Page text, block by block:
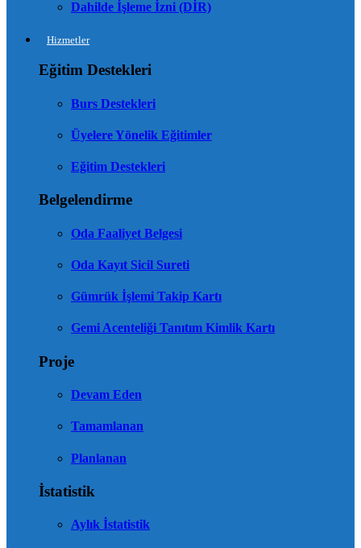
Dahilde İşleme İzni (DİR)
Hizmetler
Eğitim Destekleri
Burs Destekleri
Üyelere Yönelik Eğitimler
Eğitim Destekleri
Belgelendirme
Oda Faaliyet Belgesi
Oda Kayıt Sicil Sureti
Gümrük İşlemi Takip Kartı
Gemi Acenteliği Tanıtım Kimlik Kartı
Proje
Devam Eden
Tamamlanan
Planlanan
İstatistik
Aylık İstatistik